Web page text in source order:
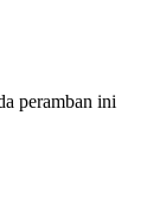
peramban ini